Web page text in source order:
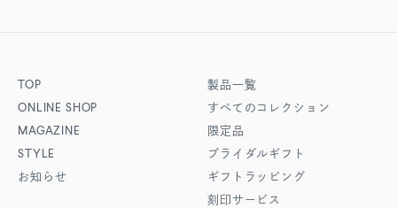
TOP
ONLINE SHOP
MAGAZINE
STYLE
お知らせ
製品一覧
すべてのコレクション
限定品
ブライダルギフト
ギフトラッピング
刻印サービス